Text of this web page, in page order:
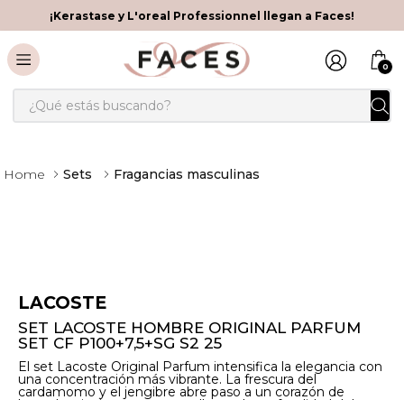
¡Kerastase y L'oreal Professionnel llegan a Faces!
0
¿Qué estás buscando?
Sets Fragancias masculinas
LACOSTE
SET LACOSTE HOMBRE ORIGINAL PARFUM
SET CF P100+7,5+SG S2 25
El set Lacoste Original Parfum intensifica la elegancia con
una concentración más vibrante. La frescura del
cardamomo y el jengibre abre paso a un corazón de